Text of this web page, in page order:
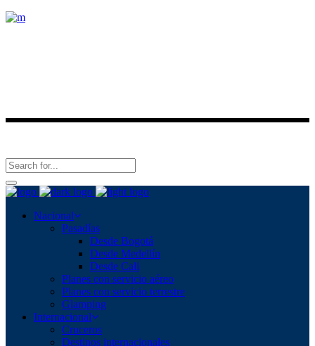
Nacional
Pasadías
Desde Bogotá
Desde Medellín
Desde Cali
Planes con servicio aéreo
Planes con servicio terrestre
Glamping
Internacional
Cruceros
Destinos internacionales